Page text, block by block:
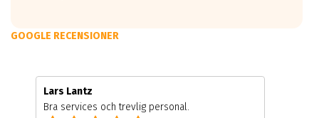
GOOGLE RECENSIONER
Lars Lantz
Bra services och trevlig personal.